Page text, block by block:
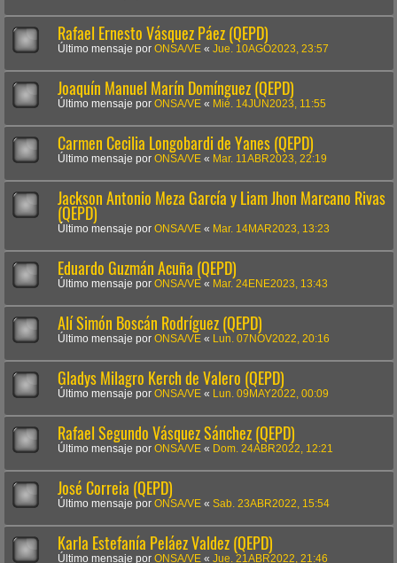
Rafael Ernesto Vásquez Páez (QEPD)
Último mensaje por ONSA/VE « Jue. 10AGO2023, 23:57
Joaquín Manuel Marín Domínguez (QEPD)
Último mensaje por ONSA/VE « Mié. 14JUN2023, 11:55
Carmen Cecilia Longobardi de Yanes (QEPD)
Último mensaje por ONSA/VE « Mar. 11ABR2023, 22:19
Jackson Antonio Meza García y Liam Jhon Marcano Rivas
(QEPD)
Último mensaje por ONSA/VE « Mar. 14MAR2023, 13:23
Eduardo Guzmán Acuña (QEPD)
Último mensaje por ONSA/VE « Mar. 24ENE2023, 13:43
Alí Simón Boscán Rodríguez (QEPD)
Último mensaje por ONSA/VE « Lun. 07NOV2022, 20:16
Gladys Milagro Kerch de Valero (QEPD)
Último mensaje por ONSA/VE « Lun. 09MAY2022, 00:09
Rafael Segundo Vásquez Sánchez (QEPD)
Último mensaje por ONSA/VE « Dom. 24ABR2022, 12:21
José Correia (QEPD)
Último mensaje por ONSA/VE « Sab. 23ABR2022, 15:54
Karla Estefanía Peláez Valdez (QEPD)
Último mensaje por ONSA/VE « Jue. 21ABR2022, 21:46